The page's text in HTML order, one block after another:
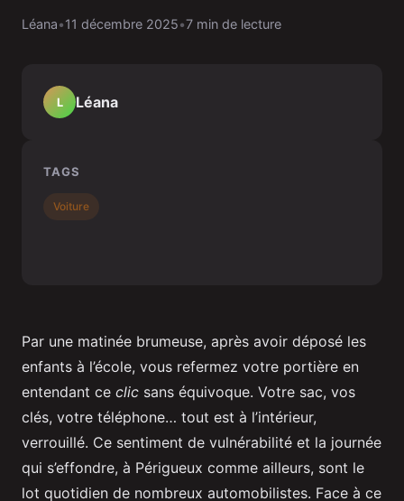
Léana•11 décembre 2025•7 min de lecture
Par une matinée brumeuse, après avoir déposé les
enfants à l’école, vous refermez votre portière en
entendant ce clic sans équivoque. Votre sac, vos
clés, votre téléphone… tout est à l’intérieur,
verrouillé. Ce sentiment de vulnérabilité et la journée
qui s’effondre, à Périgueux comme ailleurs, sont le
lot quotidien de nombreux automobilistes. Face à ce
L Léana
TAGS
Voiture